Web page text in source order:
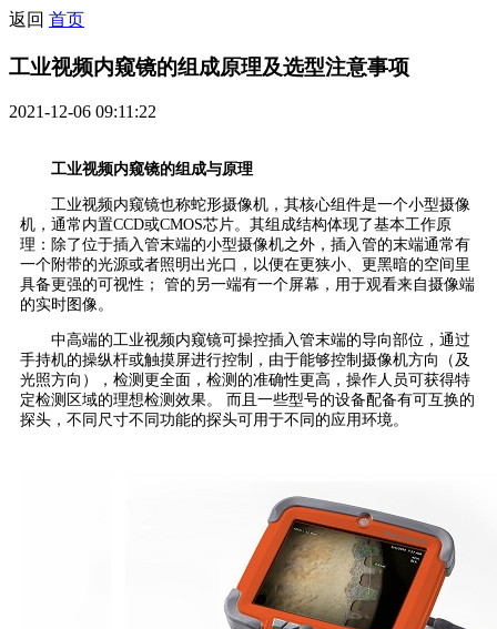
返回 首页
工业视频内窥镜的组成原理及选型注意事项
2021-12-06 09:11:22
工业视频内窥镜的组成与原理
工业视频内窥镜也称蛇形摄像机，其核心组件是一个小型摄像
机，通常内置CCD或CMOS芯片。其组成结构体现了基本工作原
理：除了位于插入管末端的小型摄像机之外，插入管的末端通常有
一个附带的光源或者照明出光口，以便在更狭小、更黑暗的空间里
具备更强的可视性； 管的另一端有一个屏幕，用于观看来自摄像端
的实时图像。
中高端的工业视频内窥镜可操控插入管末端的导向部位，通过
手持机的操纵杆或触摸屏进行控制，由于能够控制摄像机方向（及
光照方向），检测更全面，检测的准确性更高，操作人员可获得特
定检测区域的理想检测效果。 而且一些型号的设备配备有可互换的
探头，不同尺寸不同功能的探头可用于不同的应用环境。